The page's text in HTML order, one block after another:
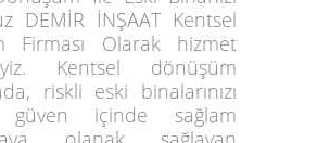
DEMİR İNŞAAT Kentsel
Firması Olarak hizmet
Kentsel dönüşüm
riskli eski binalarınızı
güven içinde sağlam